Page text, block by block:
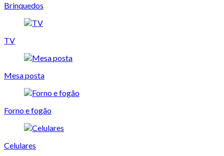
Brinquedos
TV
Mesa posta
Forno e fogão
Celulares